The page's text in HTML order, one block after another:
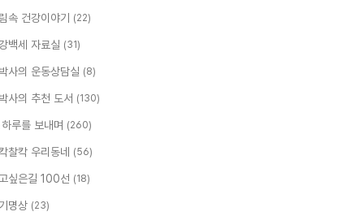
속 건강이야기 (22)
백세 자료실 (31)
사의 운동상담실 (8)
사의 추천 도서 (130)
루를 보내며 (260)
찰칵 우리동네 (56)
싶은길 100선 (18)
명상 (23)